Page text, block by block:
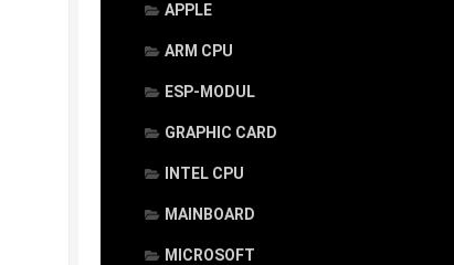
APPLE
ARM CPU
ESP-MODUL
GRAPHIC CARD
INTEL CPU
MAINBOARD
MICROSOFT